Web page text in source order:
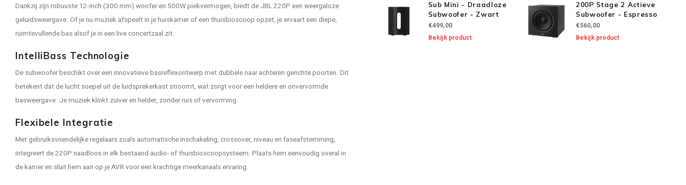
Dankzij zijn robuuste 12-inch (300 mm) woofer en 500W piekvermogen, biedt de JBL 220P een weergaloze
geluidsweergave. Of je nu muziek afspeelt in je huiskamer of een thuisbioscoop opzet, je ervaart een diepe,
ruimtevullende bas alsof je in een live concertzaal zit.
IntelliBass Technologie
De subwoofer beschikt over een innovatieve basreflexontwerp met dubbele naar achteren gerichte poorten. Dit
betekent dat de lucht soepel uit de luidsprekerkast stroomt, wat zorgt voor een heldere en onvervormde
basweergave. Je muziek klinkt zuiver en helder, zonder ruis of vervorming.
Flexibele Integratie
Met gebruiksvriendelijke regelaars zoals automatische inschakeling, crossover, niveau en faseafstemming,
integreert de 220P naadloos in elk bestaand audio- of thuisbioscoopsysteem. Plaats hem eenvoudig overal in
de kamer en sluit hem aan op je AVR voor een krachtige meerkanaals ervaring.
Sub Mini - Draadloze
Subwoofer - Zwart
€499,00
Bekijk product
200P Stage 2 Actieve
Subwoofer - Espresso
€560,00
Bekijk product